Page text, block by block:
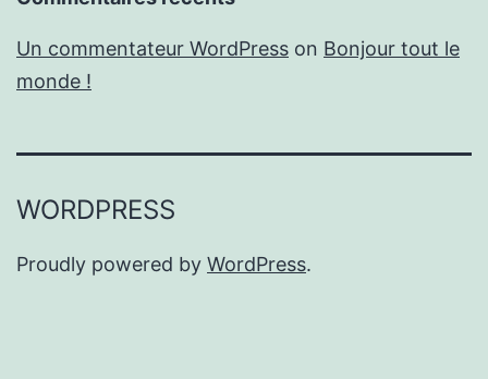
Un commentateur WordPress on Bonjour tout le
monde !
WORDPRESS
Proudly powered by WordPress.